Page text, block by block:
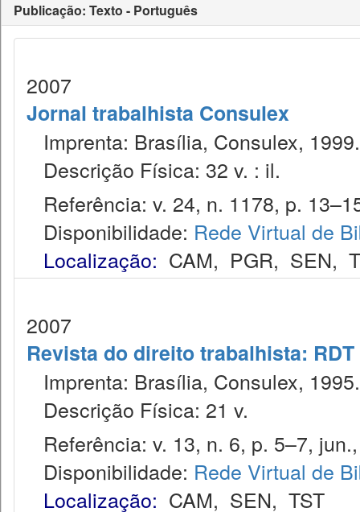
Publicação: Texto - Português
2007
Jornal trabalhista Consulex
Imprenta: Brasília, Consulex, 1999.
Descrição Física: 32 v. : il.
Referência: v. 24, n. 1178, p.
Disponibilidade: Rede Virtual de
Localização: CAM, PGR, SEN,
2007
Revista do direito trabalhista: RDT
Imprenta: Brasília, Consulex, 1995.
Descrição Física: 21 v.
Referência: v. 13, n. 6, p. 5–7,
Disponibilidade: Rede Virtual de
Localização: CAM, SEN, TST